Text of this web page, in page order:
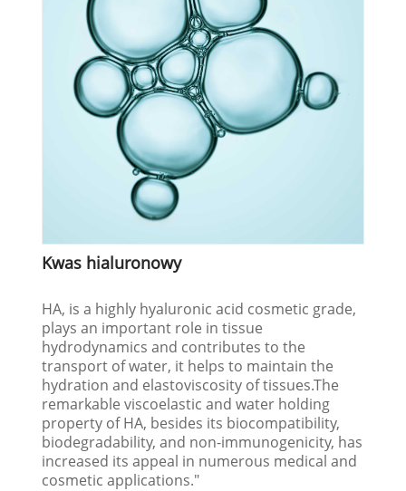
Kwas hialuronowy
HA, is a highly hyaluronic acid cosmetic grade,
plays an important role in tissue
hydrodynamics and contributes to the
transport of water, it helps to maintain the
hydration and elastoviscosity of tissues.The
remarkable viscoelastic and water holding
property of HA, besides its biocompatibility,
biodegradability, and non-immunogenicity, has
increased its appeal in numerous medical and
cosmetic applications."